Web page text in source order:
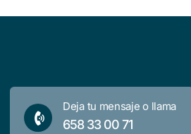
Deja tu mensaje o llama
658 33 00 71